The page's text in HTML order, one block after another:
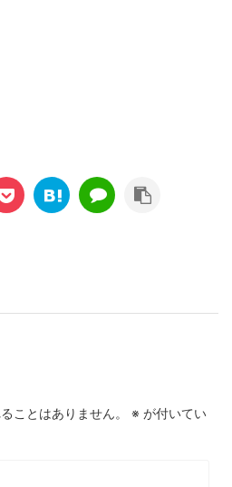
ことはありません。 ※ が付いてい